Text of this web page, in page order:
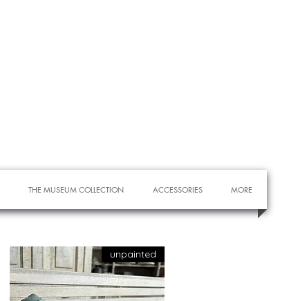
THE MUSEUM COLLECTION ACCESSORIES MORE
unpainted